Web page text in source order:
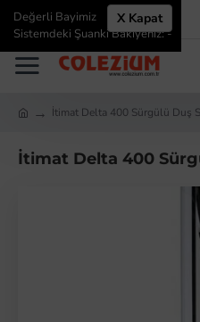
ÜYE GIRIŞI ÜYE OL
X Kapat
Değerli Bayimiz
Sistemdeki Şuanki Bakiyeniz: -
İtimat Delta 400 Sürgülü Duş
İtimat Delta 400